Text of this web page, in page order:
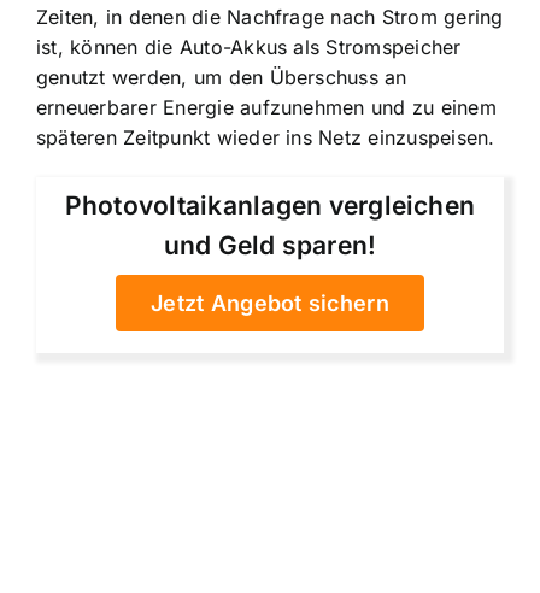
Zeiten, in denen die Nachfrage nach Strom gering
ist, können die Auto-Akkus als Stromspeicher
genutzt werden, um den Überschuss an
erneuerbarer Energie aufzunehmen und zu einem
späteren Zeitpunkt wieder ins Netz einzuspeisen.
Photovoltaikanlagen vergleichen
und Geld sparen!
Jetzt Angebot sichern